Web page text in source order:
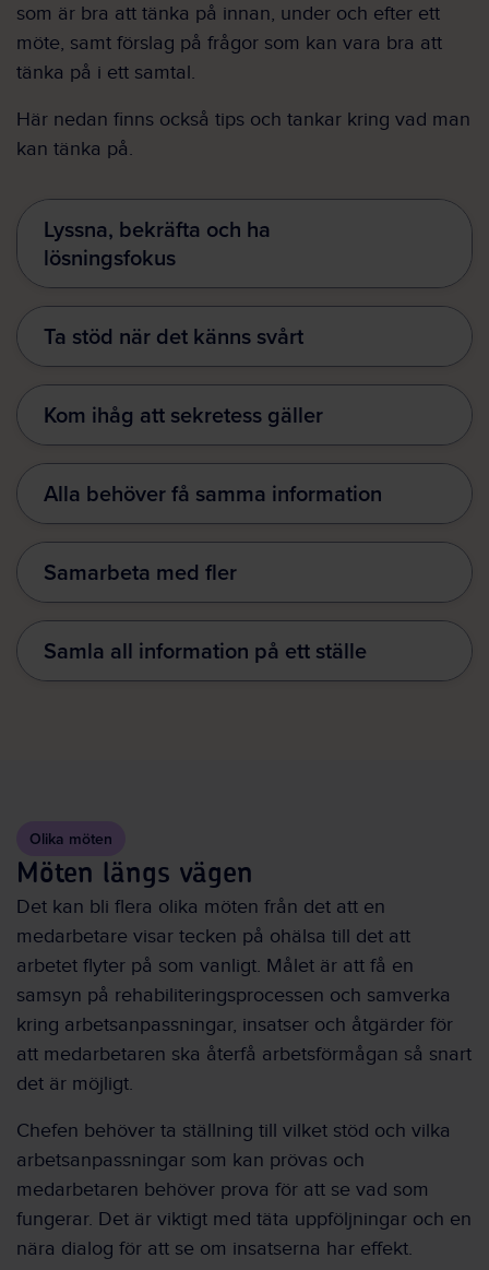
som är bra att tänka på innan, under och efter ett
möte, samt förslag på frågor som kan vara bra att
tänka på i ett samtal.
Här nedan finns också tips och tankar kring vad man
kan tänka på.
Lyssna, bekräfta och ha
lösningsfokus
Ta stöd när det känns svårt
Kom ihåg att sekretess gäller
Alla behöver få samma information
Samarbeta med fler
Samla all information på ett ställe
Olika möten
Möten längs vägen
Det kan bli flera olika möten från det att en
medarbetare visar tecken på ohälsa till det att
arbetet flyter på som vanligt. Målet är att få en
samsyn på rehabiliteringsprocessen och samverka
kring arbetsanpassningar, insatser och åtgärder för
att medarbetaren ska återfå arbetsförmågan så snart
det är möjligt.
Chefen behöver ta ställning till vilket stöd och vilka
arbetsanpassningar som kan prövas och
medarbetaren behöver prova för att se vad som
fungerar. Det är viktigt med täta uppföljningar och en
nära dialog för att se om insatserna har effekt.